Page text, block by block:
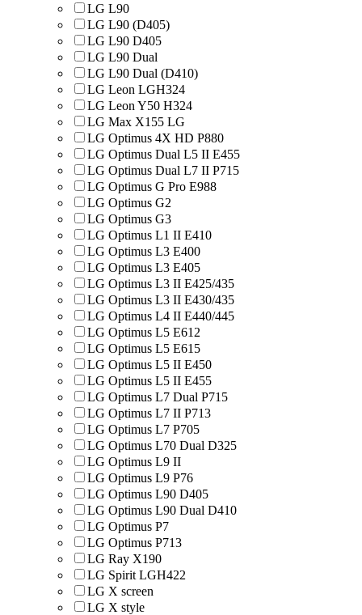
LG L90
LG L90 (D405)
LG L90 D405
LG L90 Dual
LG L90 Dual (D410)
LG Leon LGH324
LG Leon Y50 H324
LG Max X155 LG
LG Optimus 4X HD P880
LG Optimus Dual L5 II E455
LG Optimus Dual L7 II P715
LG Optimus G Pro E988
LG Optimus G2
LG Optimus G3
LG Optimus L1 II E410
LG Optimus L3 E400
LG Optimus L3 E405
LG Optimus L3 II E425/435
LG Optimus L3 II E430/435
LG Optimus L4 II E440/445
LG Optimus L5 E612
LG Optimus L5 E615
LG Optimus L5 II E450
LG Optimus L5 II E455
LG Optimus L7 Dual P715
LG Optimus L7 II P713
LG Optimus L7 P705
LG Optimus L70 Dual D325
LG Optimus L9 II
LG Optimus L9 P76
LG Optimus L90 D405
LG Optimus L90 Dual D410
LG Optimus P7
LG Optimus P713
LG Ray X190
LG Spirit LGH422
LG X screen
LG X style